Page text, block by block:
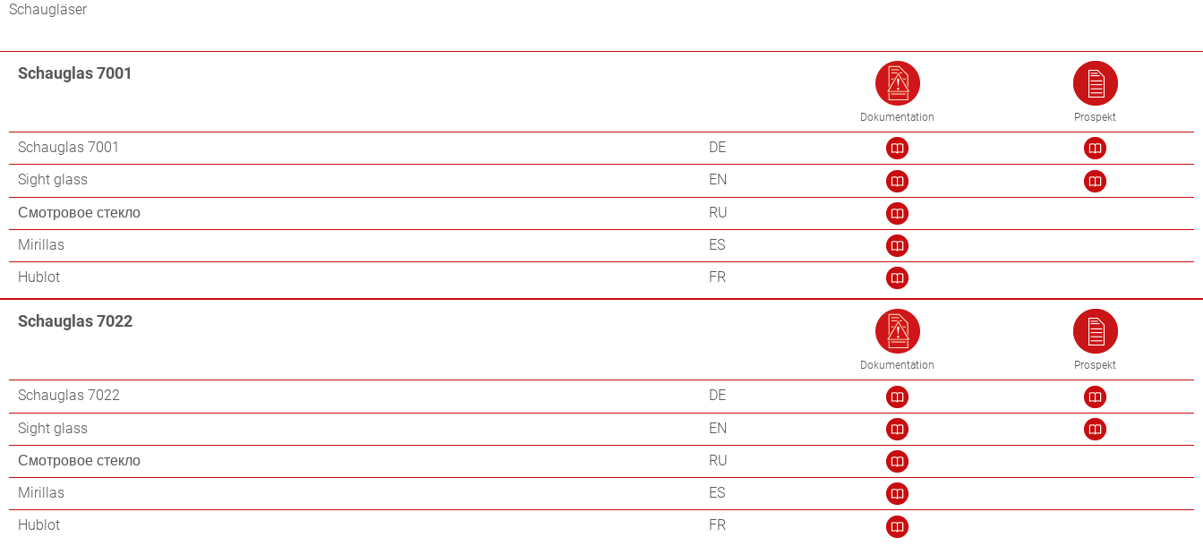
Schaugläser
Schauglas 7001
Dokumentation Prospekt
Schauglas 7001
DE
Sight glass
EN
Смотровое стекло
RU
Mirillas
ES
Hublot
FR
Schauglas 7022
Dokumentation Prospekt
Schauglas 7022
DE
Sight glass
EN
Смотровое стекло
RU
Mirillas
ES
Hublot
FR